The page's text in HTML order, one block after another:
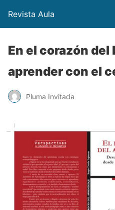
Revista Aula
En el corazón
aprender con el
Pluma Invitada